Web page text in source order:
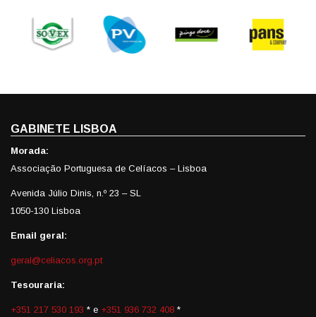
GABINETE LISBOA
Morada:
Associação Portuguesa de Celíacos – Lisboa
Avenida Júlio Dinis, n.º 23 – SL
1050-130 Lisboa
Email geral:
geral@celiacos.org.pt
Tesouraria:
+351 217 530 193 * e +351 936 732 408 *